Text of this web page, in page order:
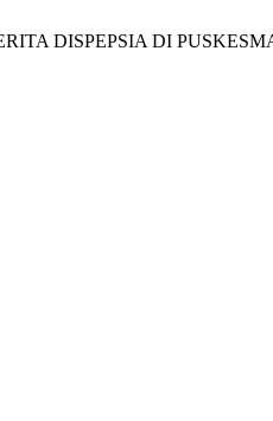
DISPEPSIA DI